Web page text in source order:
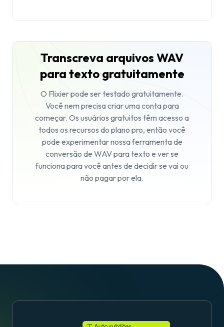
Transcreva arquivos WAV
para texto gratuitamente
O Flixier pode ser testado gratuitamente.
Você nem precisa criar uma conta para
começar. Os usuários gratuitos têm acesso a
todos os recursos do plano pro, então você
pode experimentar nossa ferramenta de
conversão de WAV para texto e ver se
funciona para você antes de decidir se vai ou
não pagar por ela.